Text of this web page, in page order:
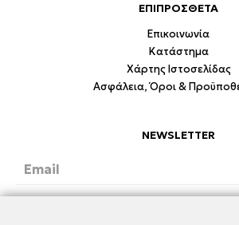
ΕΠΙΠΡΟΣΘΕΤΑ
Επικοινωνία
Κατάστημα
Χάρτης Ιστοσελίδας
Ασφάλεια, Όροι &
NEWSLETTER